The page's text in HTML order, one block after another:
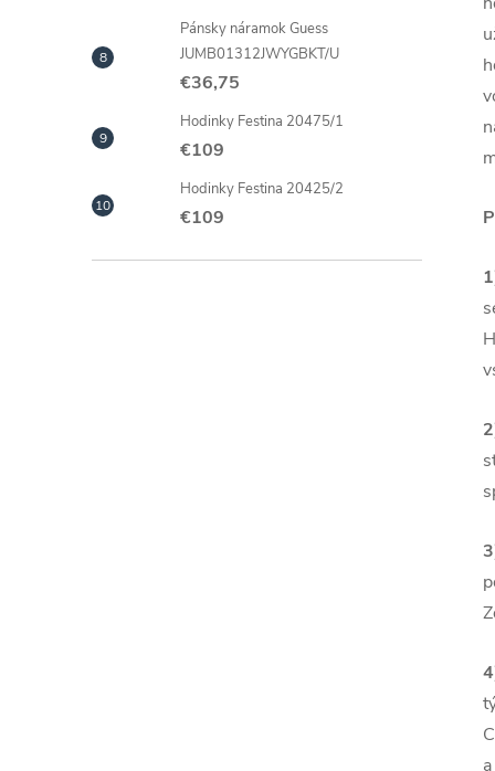
Pánsky náramok Guess
JUMB01312JWYGBKT/U
€36,75
Hodinky Festina 20475/1
€109
Hodinky Festina 20425/2
€109
1
2
3
4